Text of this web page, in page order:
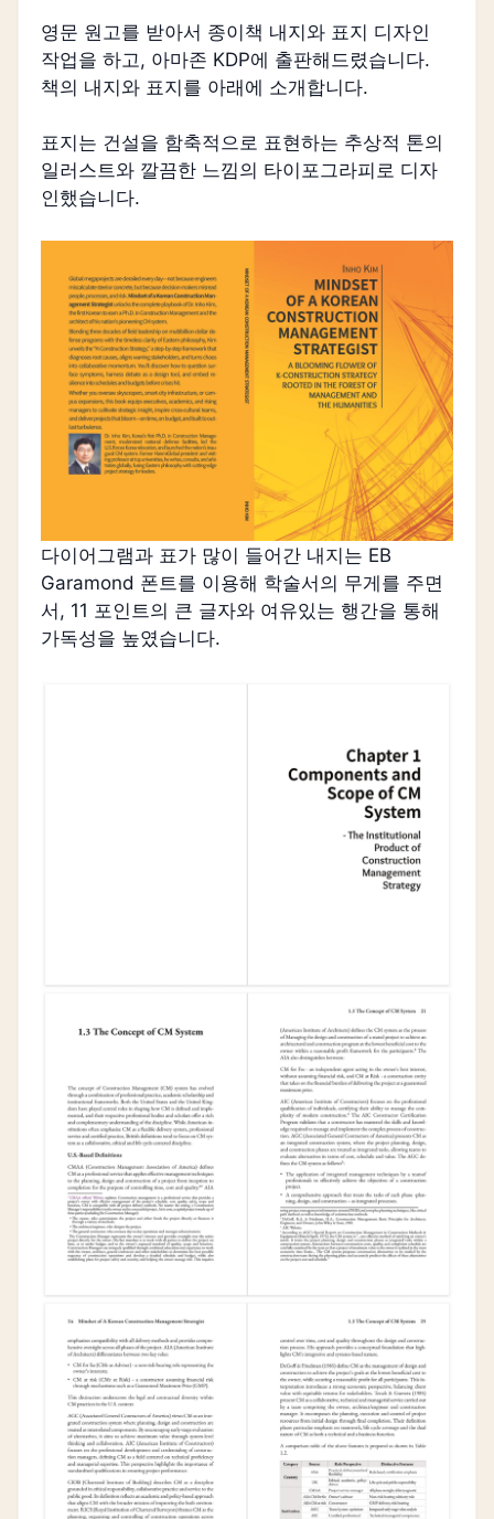
영문 원고를 받아서 종이책 내지와 표지 디자인
작업을 하고, 아마존 KDP에 출판해드렸습니다.
책의 내지와 표지를 아래에 소개합니다.
표지는 건설을 함축적으로 표현하는 추상적 톤의
일러스트와 깔끔한 느낌의 타이포그라피로 디자
인했습니다.
다이어그램과 표가 많이 들어간 내지는 EB
Garamond 폰트를 이용해 학술서의 무게를 주면
서, 11 포인트의 큰 글자와 여유있는 행간을 통해
가독성을 높였습니다.